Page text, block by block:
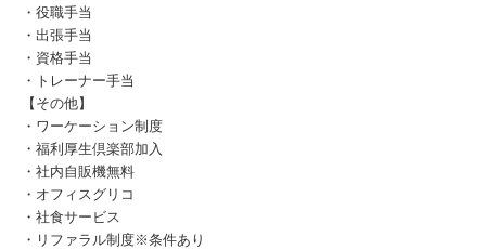
・役職手当
・出張手当
・資格手当
・トレーナー手当
【その他】
・ワーケーション制度
・福利厚生倶楽部加入
・社内自販機無料
・オフィスグリコ
・社食サービス
・リファラル制度※条件あり